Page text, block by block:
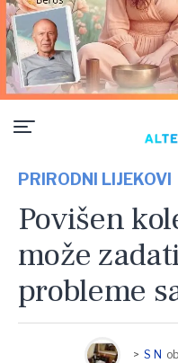
PRIRODNI LIJEKOVI
Povišen
može
probleme
> S N